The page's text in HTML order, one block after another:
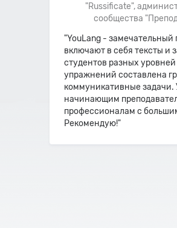
"Russificate",
сообщества
"YouLang - замечательный
включают в себя тексты и
студентов разных
упражнений составлена
коммуникативные задачи.
начинающим
профессионалам с
Рекомендую!"